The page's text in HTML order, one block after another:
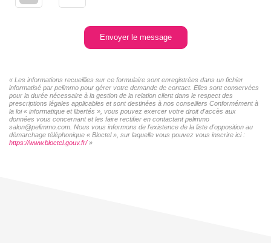
Envoyer le message
« Les informations recueillies sur ce formulaire sont enregistrées dans un fichier
informatisé par pelimmo pour gérer votre demande de contact. Elles sont conservées
pour la durée nécessaire à la gestion de la relation client dans le respect des
prescriptions légales applicables et sont destinées à nos conseillers Conformément à
la loi « informatique et libertés », vous pouvez exercer votre droit d'accès aux
données vous concernant et les faire rectifier en contactant pelimmo
salon@pelimmo.com. Nous vous informons de l'existence de la liste d'opposition au
démarchage téléphonique « Bloctel », sur laquelle vous pouvez vous inscrire ici :
https://www.bloctel.gouv.fr/»